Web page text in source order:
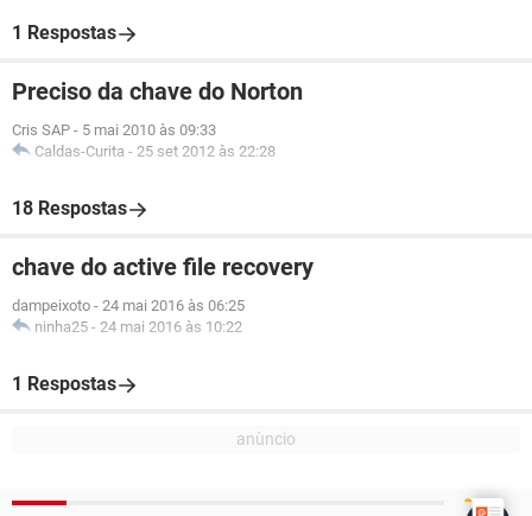
1 Respostas
Preciso da chave do Norton
Cris SAP - 5 mai 2010 às 09:33
Caldas-Curita - 25 set 2012 às 22:28
18 Respostas
chave do active file recovery
dampeixoto - 24 mai 2016 às 06:25
ninha25 - 24 mai 2016 às 10:22
1 Respostas